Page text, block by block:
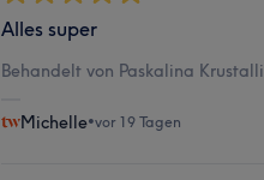
Alles super
Behandelt von Paskalina Krustalli
Michelle•vor 19 Tagen